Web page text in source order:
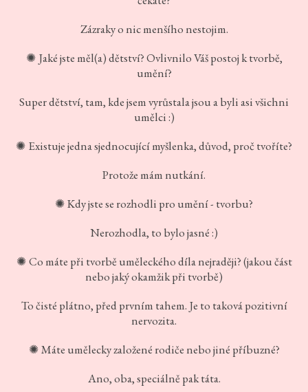
Zázraky o nic menšího nestojim.
✺ Jaké jste měl(a) dětství? Ovlivnilo Váš postoj k tvorbě,
umění?
Super dětství, tam, kde jsem vyrůstala jsou a byli asi všichni
umělci :)
✺ Existuje jedna sjednocující myšlenka, důvod, proč tvoříte?
Protože mám nutkání.
✺ Kdy jste se rozhodli pro umění - tvorbu?
Nerozhodla, to bylo jasné :)
✺ Co máte při tvorbě uměleckého díla nejraději? (jakou část
nebo jaký okamžik při tvorbě)
To čisté plátno, před prvním tahem. Je to taková pozitivní
nervozita.
✺ Máte umělecky založené rodiče nebo jiné příbuzné?
Ano, oba, speciálně pak táta.